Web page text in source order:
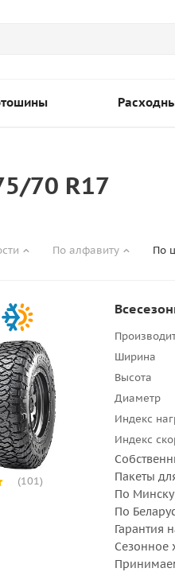
70 R17
По алфавиту По
(101)
Ширина
Высота
Диаметр
Индекс
Индекс
Пакеты
По Минску
По
Гарантия
Сезонное